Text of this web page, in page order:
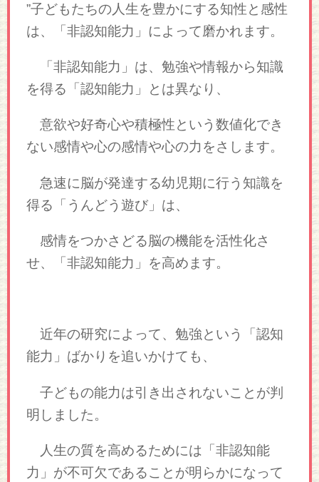
”子どもたちの人生を豊かにする知性と感性
は、「非認知能力」によって磨かれます。
「非認知能力」は、勉強や情報から知識
を得る「認知能力」とは異なり、
意欲や好奇心や積極性という数値化でき
ない感情や心の感情や心の力をさします。
急速に脳が発達する幼児期に行う知識を
得る「うんどう遊び」は、
感情をつかさどる脳の機能を活性化さ
せ、「非認知能力」を高めます。
近年の研究によって、勉強という「認知
能力」ばかりを追いかけても、
子どもの能力は引き出されないことが判
明しました。
人生の質を高めるためには「非認知能
力」が不可欠であることが明らかになって